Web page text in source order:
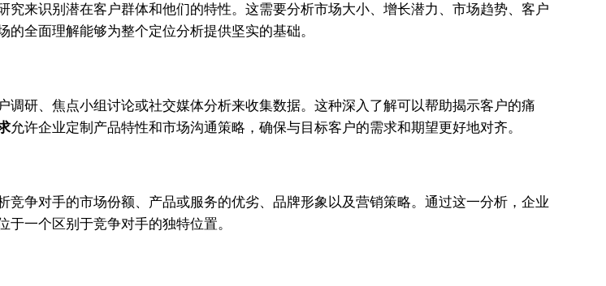
来识别潜在客户群体和他们的特性。这需要分析市场大小、增长潜力、市场趋势、客户
全面理解能够为整个定位分析提供坚实的基础。
研、焦点小组讨论或社交媒体分析来收集数据。这种深入了解可以帮助揭示客户的痛
允许企业定制产品特性和市场沟通策略，确保与目标客户的需求和期望更好地对齐。
争对手的市场份额、产品或服务的优劣、品牌形象以及营销策略。通过这一分析，企业
一个区别于竞争对手的独特位置。